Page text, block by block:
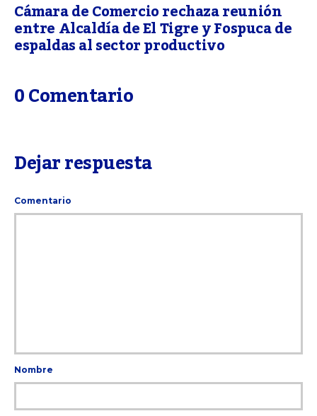
Cámara de Comercio rechaza reunión
entre Alcaldía de El Tigre y Fospuca de
espaldas al sector productivo
0 Comentario
Dejar respuesta
Comentario
Nombre